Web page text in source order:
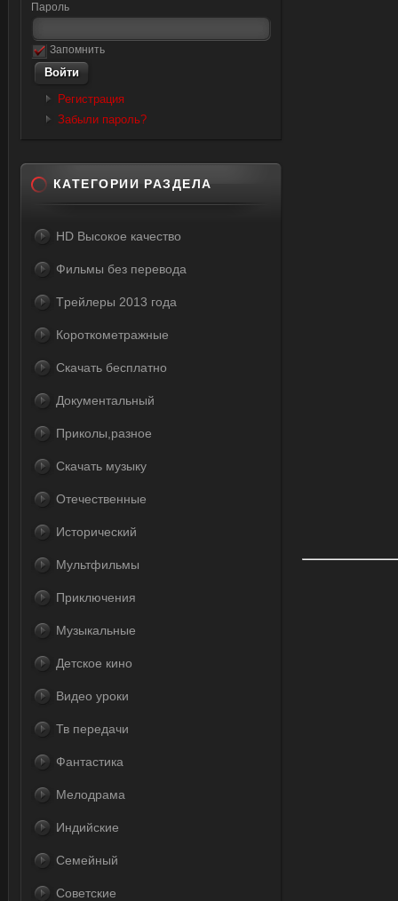
Пароль
Запомнить
Регистрация
Забыли пароль?
КАТЕГОРИИ РАЗДЕЛА
HD Высокое качество
Фильмы без перевода
Tрейлеры 2013 года
Короткометражные
Скачать бесплатно
Документальный
Приколы,разное
Скачать музыку
Отечественные
Исторический
Мультфильмы
Приключения
Музыкальные
Детское кино
Видео уроки
Тв передачи
Фантастика
Мелодрама
Индийские
Семейный
Советские